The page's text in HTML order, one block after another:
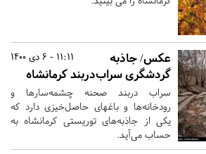
11:11 - 6 دی 1400
عکس/ جاذبه
گردشگری سراب‌دربند کرمانشاه
سراب دربند صحنه چشمه‌سارها و
رودخانه‌ها و باغهای حاصل‌خیزی دارد که
یکی از جاذبه‌های توریستی کرمانشاه به
حساب می‌آید.